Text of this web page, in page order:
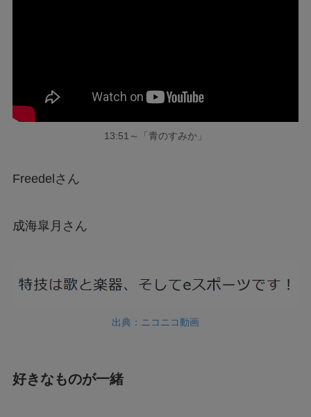
13:51～「青のすみか」
Freedelさん
成海皐月さん
出典：ニコニコ動画
好きなものが一緒